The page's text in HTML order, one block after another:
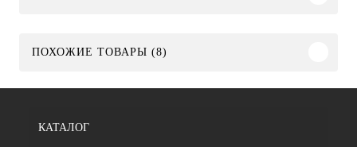
ПОХОЖИЕ ТОВАРЫ (8)
КАТАЛОГ